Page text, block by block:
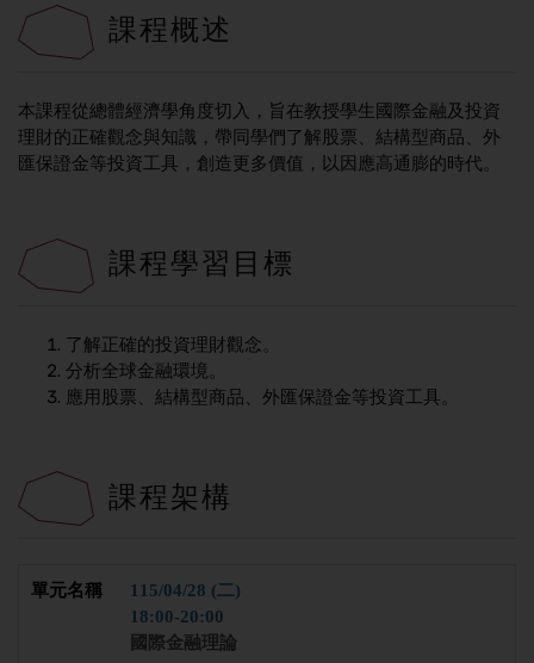
課程概述
本課程從總體經濟學角度切入，旨在教授學生國際金融及投資
理財的正確觀念與知識，帶同學們了解股票、結構型商品、外
匯保證金等投資工具，創造更多價值，以因應高通膨的時代。
課程學習目標
了解正確的投資理財觀念。
分析全球金融環境。
應用股票、結構型商品、外匯保證金等投資工具。
課程架構
115/04/28 (二)
18:00-20:00
國際金融理論